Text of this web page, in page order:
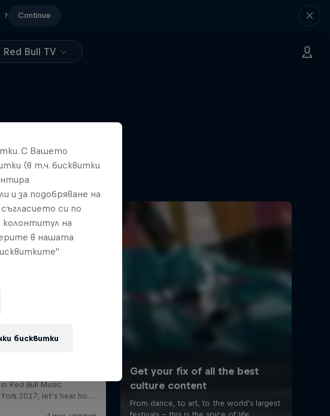
? Continue
Red Bull TV
С Вашето
(в т.ч. бисквитки
и за подобряване на
си по
колонтитул на
в нашата
бисквитки